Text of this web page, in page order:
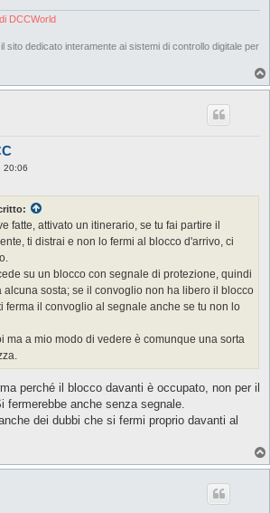
DCCWorld
sito dedicato interamente ai sistemi di controllo digitale per
20:06
fatte, attivato un itinerario, se tu fai partire il
ti distrai e non lo fermi al blocco d'arrivo, ci
su un blocco con segnale di protezione, quindi
alcuna sosta; se il convoglio non ha libero il blocco
ferma il convoglio al segnale anche se tu non lo
ma a mio modo di vedere è comunque una sorta
perché il blocco davanti è occupato, non per il
fermerebbe anche senza segnale.
dei dubbi che si fermi proprio davanti al